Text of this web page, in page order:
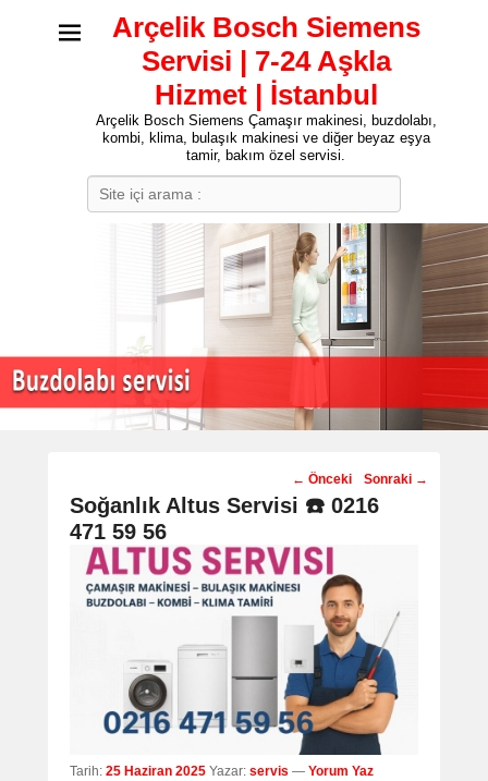
Arçelik Bosch Siemens
Servisi | 7-24 Aşkla
Hizmet | İstanbul
Arçelik Bosch Siemens Çamaşır makinesi, buzdolabı,
kombi, klima, bulaşık makinesi ve diğer beyaz eşya
tamir, bakım özel servisi.
Post
navigation
← Önceki Sonraki →
Soğanlık Altus Servisi ☎️ 0216
471 59 56
Tarih: 25 Haziran 2025 Yazar: servis — Yorum Yaz